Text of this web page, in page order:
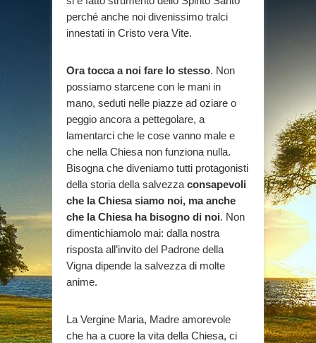
perché anche noi divenissimo tralci
innestati in Cristo vera Vite.
Ora tocca a noi fare lo stesso. Non
possiamo starcene con le mani in
mano, seduti nelle piazze ad oziare o
peggio ancora a pettegolare, a
lamentarci che le cose vanno male e
che nella Chiesa non funziona nulla.
Bisogna che diveniamo tutti protagonisti
della storia della salvezzaconsapevoli
che la Chiesa siamo noi, ma anche
che la Chiesa ha bisogno di noi. Non
dimentichiamolo mai: dalla nostra
risposta all’invito del Padrone della
Vigna dipende la salvezza di molte
anime.
La Vergine Maria, Madre amorevole
che ha a cuore la vita della Chiesa, ci